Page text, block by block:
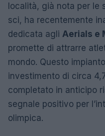
località, già nota per le
sci, ha recentemente
dedicata agli Aerials e
promette di attrarre
mondo. Questo
investimento di circa
completato in anticipo
segnale positivo per
olimpica.